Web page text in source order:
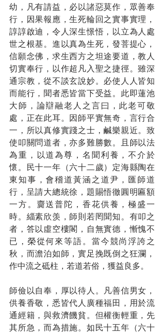
幼，凡有請益，必以諸惡莫作，眾善奉
行，因果報應，生死輪回之實事實理，
諄諄啟迪，令人深生憬悟，以立為人處
世之根基。進以真為生死，發菩提心，
信願念佛，求生西方之坦途要道，教人
切實奉行，以作超凡入聖之捷徑。雖深
通宗教，從不談玄說妙。必使人人皆知
而能行，聞者悉皆當下受益。此即蓮池
大師，論辯融老人之言曰，此老可敬
處，正在此耳。因師平實無奇，言行合
一，所以真修實踐之士，鹹樂親近。致
使叩關問道者，亦多難勝數。且師以法
為重，以道為尊，名聞利養，不介於
懷。民十一年（六十二歲）定海縣陶在
東知事，會稽道黃涵之道尹，匯師道
行，呈請大總統徐，題賜悟徹圓明匾額
一方。齎送普陀，香花供養，極盛一
時。緇素欣羡，師則若罔聞知。有叩之
者，答以虛空樓閣，自無實德，慚愧不
已，榮從何來等語。當今競尚浮誇之
秋，而澹泊如師，實足挽既倒之狂瀾，
作中流之砥柱，若道若俗，獲益良多。
師儉以自奉，厚以待人。凡善信男女，
供養香敬，悉皆代人廣種福田，用於流
通經籍，與救濟饑貧。但權衡輕重，先
其所急，而為措施。如民十五年（六十